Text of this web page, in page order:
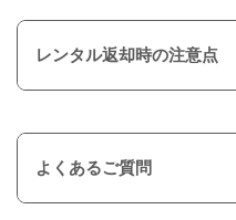
レンタル返却時の注意点
よくあるご質問